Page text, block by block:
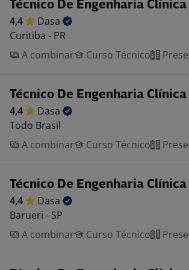
Técnico De Engenharia Clínica
4,4
Dasa
Curitiba - PR
A combinar
Curso Técnico
Técnico De Engenharia Clínica
4,4
Dasa
Todo Brasil
A combinar
Curso Técnico
Técnico De Engenharia Clínica
4,4
Dasa
Barueri - SP
A combinar
Curso Técnico